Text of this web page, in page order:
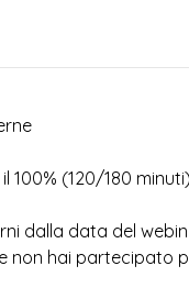
100% (120/180
dalla data del
non hai partecipato